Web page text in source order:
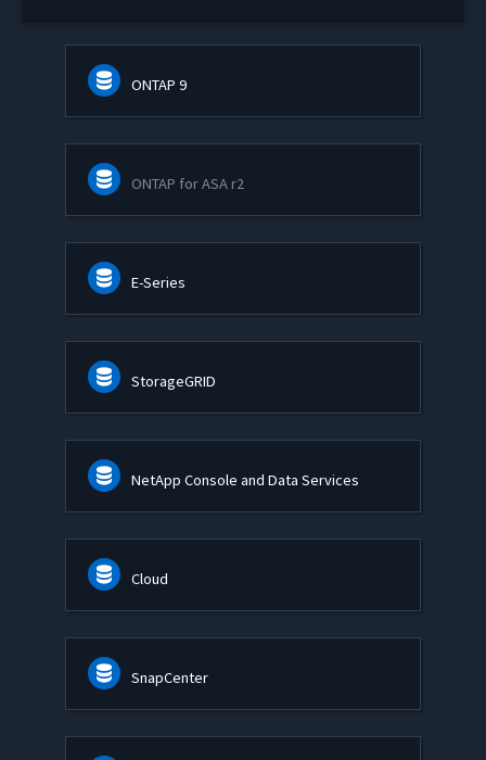
ONTAP 9
ONTAP for ASA r2
E-Series
StorageGRID
NetApp Console and Data Services
Cloud
SnapCenter